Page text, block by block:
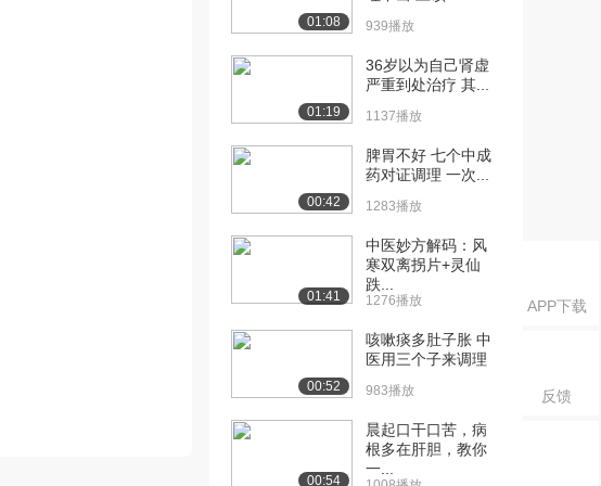
APP下载
反馈
01:08 939播放
01:19
36岁以为自己肾虚
严重到处治疗 其...
1137播放
00:42
脾胃不好 七个中成
药对证调理 一次...
1283播放
01:41
中医妙方解码：风
寒双离拐片+灵仙
跌...
1276播放
00:52
咳嗽痰多肚子胀 中
医用三个子来调理
983播放
00:54
晨起口干口苦，病
根多在肝胆，教你
一...